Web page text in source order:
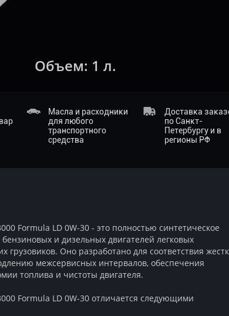
Объем: 1 л.
Масла и расходники
для любого
транспортного
средства
Доставка
по Санкт-
Петербургу и в
регионы РФ
Formula LD 0W-30 - это полностью синтетическое
и дизельных двигателей легковых
грузовиков. Оно разработано для соответствия
межсервисных интервалов, обеспечения
топлива и чистоты двигателя.
Formula LD 0W-30 отличается следующими